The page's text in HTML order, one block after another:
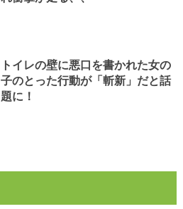
トイレの壁に悪口を書かれた女の
子のとった行動が「斬新」だと話
題に！